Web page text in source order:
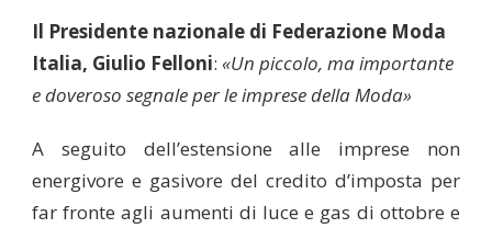
Il Presidente nazionale di Federazione Moda
Italia, Giulio Felloni: «Un piccolo, ma importante
e doveroso segnale per le imprese della Moda»
A seguito dell’estensione alle imprese non
energivore e gasivore del credito d’imposta per
far fronte agli aumenti di luce e gas di ottobre e